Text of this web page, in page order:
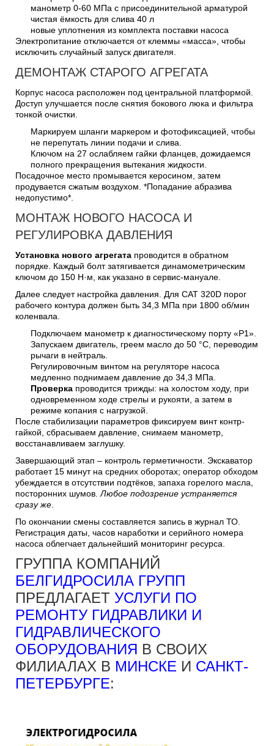
манометр 0-60 МПа с присоединительной арматурой
чистая ёмкость для слива 40 л
новые уплотнения из комплекта поставки насоса
Электропитание отключается от клеммы «масса», чтобы
исключить случайный запуск двигателя.
ДЕМОНТАЖ СТАРОГО АГРЕГАТА
Корпус насоса расположен под центральной платформой.
Доступ улучшается после снятия бокового люка и фильтра
тонкой очистки.
Маркируем шланги маркером и фотофиксацией, чтобы
не перепутать линии подачи и слива.
Ключом на 27 ослабляем гайки фланцев, дожидаемся
полного прекращения вытекания жидкости.
Посадочное место промывается керосином, затем
продувается сжатым воздухом. *Попадание абразива
недопустимо*.
МОНТАЖ НОВОГО НАСОСА И
РЕГУЛИРОВКА ДАВЛЕНИЯ
Установка нового агрегата проводится в обратном
порядке. Каждый болт затягивается динамометрическим
ключом до 150 Н·м, как указано в сервис-мануале.
Далее следует настройка давления. Для CAT 320D порог
рабочего контура должен быть 34,3 МПа при 1800 об/мин
коленвала.
Подключаем манометр к диагностическому порту «P1».
Запускаем двигатель, греем масло до 50 °C, переводим
рычаги в нейтраль.
Регулировочным винтом на регуляторе насоса
медленно поднимаем давление до 34,3 МПа.
Проверка проводится трижды: на холостом ходу, при
одновременном ходе стрелы и рукояти, а затем в
режиме копания с нагрузкой.
После стабилизации параметров фиксируем винт контр-
гайкой, сбрасываем давление, снимаем манометр,
восстанавливаем заглушку.
Завершающий этап – контроль герметичности. Экскаватор
работает 15 минут на средних оборотах; оператор обходом
убеждается в отсутствии подтёков, запаха горелого масла,
посторонних шумов. Любое подозрение устраняется
сразу же
По окончании смены составляется запись в журнал ТО.
Регистрация даты, часов наработки и серийного номера
насоса облегчает дальнейший мониторинг ресурса.
ГРУППА КОМПАНИЙ
БЕЛГИДРОСИЛА ГРУПП
ПРЕДЛАГАЕТ УСЛУГИ ПО
РЕМОНТУ ГИДРАВЛИКИ И
ГИДРАВЛИЧЕСКОГО
ОБОРУДОВАНИЯ В СВОИХ
ФИЛИАЛАХ В МИНСКЕ И САНКТ-
ПЕТЕРБУРГЕ: